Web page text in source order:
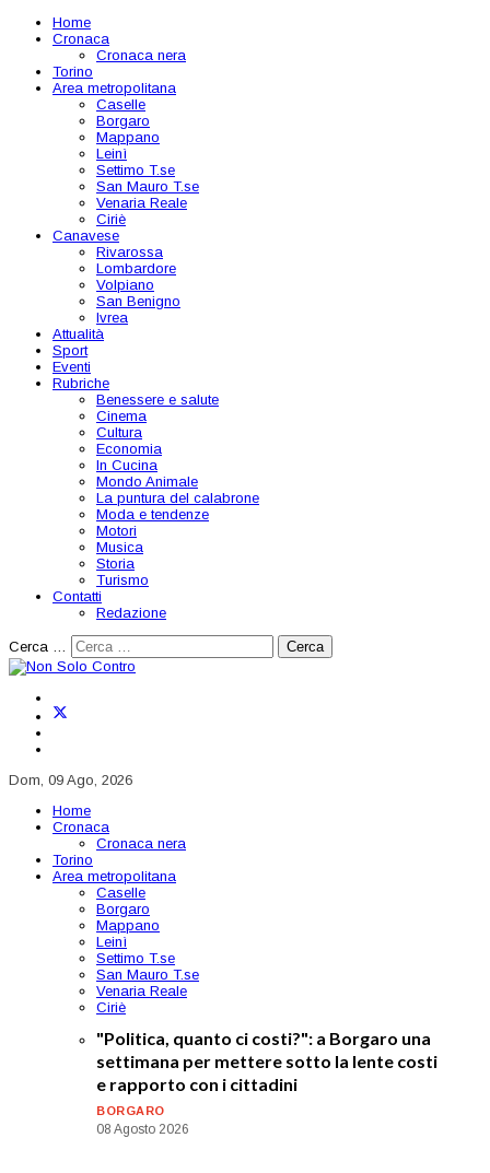
Home
Cronaca
Cronaca nera
Torino
Area metropolitana
Caselle
Borgaro
Mappano
Leinì
Settimo T.se
San Mauro T.se
Venaria Reale
Ciriè
Canavese
Rivarossa
Lombardore
Volpiano
San Benigno
Ivrea
Attualità
Sport
Eventi
Rubriche
Benessere e salute
Cinema
Cultura
Economia
In Cucina
Mondo Animale
La puntura del calabrone
Moda e tendenze
Motori
Musica
Storia
Turismo
Contatti
Redazione
Cerca … Cerca
Dom, 09 Ago, 2026
Home
Cronaca
Cronaca nera
Torino
Area metropolitana
Caselle
Borgaro
Mappano
Leinì
Settimo T.se
San Mauro T.se
Venaria Reale
Ciriè
"Politica, quanto ci costi?": a Borgaro una
settimana per mettere sotto la lente costi
e rapporto con i cittadini
BORGARO
08 Agosto 2026